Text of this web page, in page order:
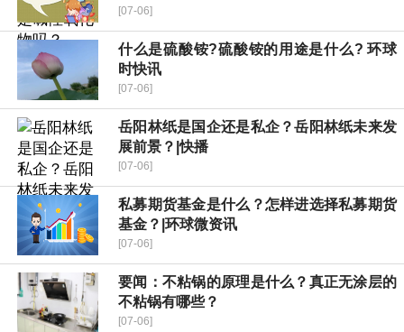
[07-06]
什么是硫酸铵?硫酸铵的用途是什么? 环球
时快讯
[07-06]
岳阳林纸是国企还是私企？岳阳林纸未来发
展前景？|快播
[07-06]
私募期货基金是什么？怎样进选择私募期货
基金？|环球微资讯
[07-06]
要闻：不粘锅的原理是什么？真正无涂层的
不粘锅有哪些？
[07-06]